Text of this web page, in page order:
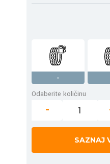
-
Odaberite količinu
-
SAZNAJ